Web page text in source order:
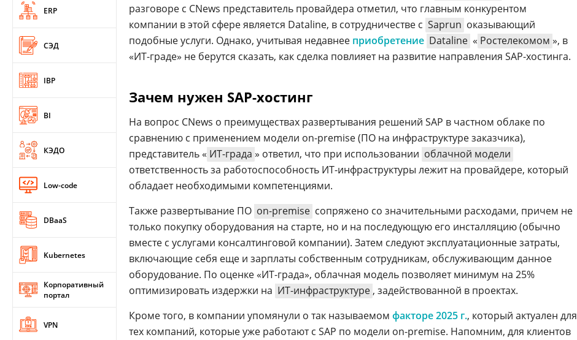
ERP
СЭД
IBP
BI
КЭДО
Low-code
DBaaS
Kubernetes
Корпоративный
портал
VPN
разговоре с CNews представитель провайдера отметил, что главным конкурентом
компании в этой сфере является Dataline, в сотрудничестве с Saprun оказывающий
подобные услуги. Однако, учитывая недавнее приобретение Dataline « Ростелекомом », в
«ИТ-граде» не берутся сказать, как сделка повлияет на развитие направления SAP-хостинга.
Зачем нужен SAP-хостинг
На вопрос CNews о преимуществах развертывания решений SAP в частном облаке по
сравнению с применением модели on-premise (ПО на инфраструктуре заказчика),
представитель « ИТ-града » ответил, что при использовании облачной модели
ответственность за работоспособность ИТ-инфраструктуры лежит на провайдере, который
обладает необходимыми компетенциями.
Также развертывание ПО on-premise сопряжено со значительными расходами, причем не
только покупку оборудования на старте, но и на последующую его инсталляцию (обычно
вместе с услугами консалтинговой компании). Затем следуют эксплуатационные затраты,
включающие себя еще и зарплаты собственным сотрудникам, обслуживающим данное
оборудование. По оценке «ИТ-града», облачная модель позволяет минимум на 25%
оптимизировать издержки на ИТ-инфраструктуре , задействованной в проектах.
Кроме того, в компании упомянули о так называемом факторе 2025 г., который актуален для
тех компаний, которые уже работают с SAP по модели on-premise. Напомним, для клиентов